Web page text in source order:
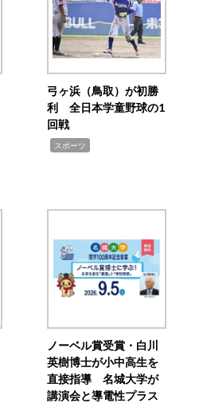
弓ヶ浜（鳥取）が初勝
利 全日本学童野球の1
回戦
スポーツ
ノーベル賞受賞・白川
英樹博士が小中高生を
直接指導 名城大学が
講演会と導電性プラス